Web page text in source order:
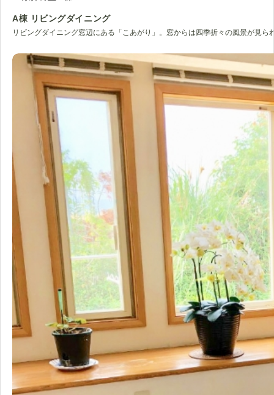
A棟 リビングダイニング
リビングダイニング窓辺にある「こあがり」。窓からは四季折々の風景が見ら